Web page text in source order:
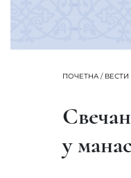
ПОЧЕТНА/ ВЕСТИ
у